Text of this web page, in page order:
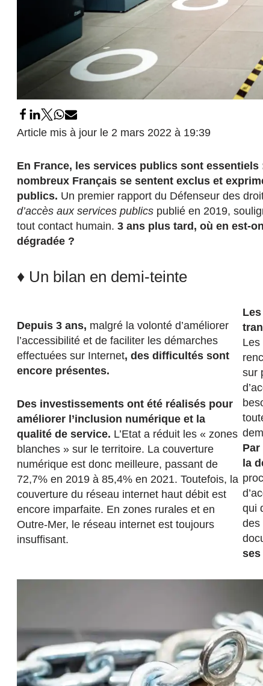
Article mis à jour le 2 mars 2022 à 19:39
En France, les services publics sont
nombreux Français se sentent exclus et
publics. Un premier rapport du Défenseur des
d’accès aux services publics publié en 2019,
tout contact humain. 3 ans plus tard, où en est-
dégradée ?
♦ Un bilan en demi-teinte
Depuis 3 ans, malgré la volonté d’améliorer
l’accessibilité et de faciliter les démarches
effectuées sur Internet, des difficultés sont
encore présentes.
Des investissements ont été réalisés pour
améliorer l’inclusion numérique et la
qualité de service. L’Etat a réduit les « zones
blanches » sur le territoire. La couverture
numérique est donc meilleure, passant de
72,7% en 2019 à 85,4% en 2021. Toutefois, la
couverture du réseau internet haut débit est
encore imparfaite. En zones rurales et en
Outre-Mer, le réseau internet est toujours
insuffisant.
Les
sur
Par
la
qui
des
ses